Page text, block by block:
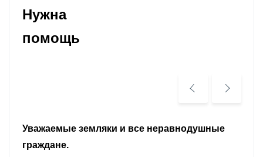
Нужна
помощь
Уважаемые земляки и все неравнодушные
граждане.